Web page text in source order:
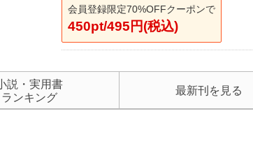
会員登録限定70%OFFクーポンで
450pt/495円(税込)
説・実用書
ランキング
最新刊を見る